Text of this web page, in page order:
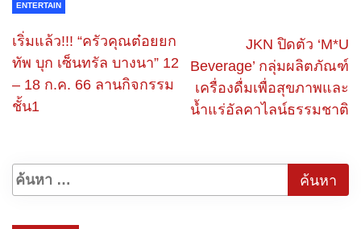
ENTERTAIN
เริ่มแล้ว!!! “ครัวคุณต๋อยยก
ทัพ บุก เซ็นทรัล บางนา” 12
– 18 ก.ค. 66 ลานกิจกรรม
ชั้น1
JKN ปิดตัว ‘M*U
Beverage’ กลุ่มผลิตภัณฑ์
เครื่องดื่มเพื่อสุขภาพและ
น้ำแร่อัลคาไลน์ธรรมชาติ